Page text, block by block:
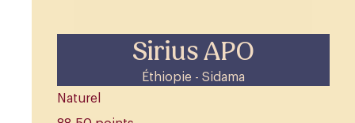
Sirius APO
Éthiopie - Sidama
Naturel